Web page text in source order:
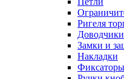
Ригеля
Доводчики
Замки и
Накладки
Фиксаторы